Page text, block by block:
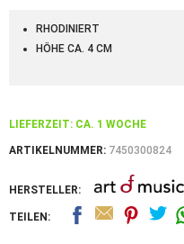
RHODINIERT
HÖHE CA. 4 CM
LIEFERZEIT: CA. 1 WOCHE
ARTIKELNUMMER: 7450300824
HERSTELLER:
TEILEN: